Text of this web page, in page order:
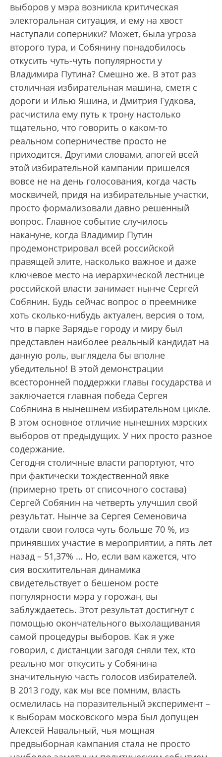
выборов у мэра возникла критическая
электоральная ситуация, и ему на хвост
наступали соперники? Может, была угроза
второго тура, и Собянину понадобилось
откусить чуть-чуть популярности у
Владимира Путина? Смешно же. В этот раз
столичная избирательная машина, сметя с
дороги и Илью Яшина, и Дмитрия Гудкова,
расчистила ему путь к трону настолько
тщательно, что говорить о каком-то
реальном соперничестве просто не
приходится. Другими словами, апогей всей
этой избирательной кампании пришелся
вовсе не на день голосования, когда часть
москвичей, придя на избирательные участки,
просто формализовали давно решенный
вопрос. Главное событие случилось
накануне, когда Владимир Путин
продемонстрировал всей российской
правящей элите, насколько важное и даже
ключевое место на иерархической лестнице
российской власти занимает нынче Сергей
Собянин. Будь сейчас вопрос о преемнике
хоть сколько-нибудь актуален, версия о том,
что в парке Зарядье городу и миру был
представлен наиболее реальный кандидат на
данную роль, выглядела бы вполне
убедительно! В этой демонстрации
всесторонней поддержки главы государства и
заключается главная победа Сергея
Собянина в нынешнем избирательном цикле.
В этом основное отличие нынешних мэрских
выборов от предыдущих. У них просто разное
содержание.
Сегодня столичные власти рапортуют, что
при фактически тождественной явке
(примерно треть от списочного состава)
Сергей Собянин на четверть улучшил свой
результат. Нынче за Сергея Семеновича
отдали свои голоса чуть больше 70 %, из
принявших участие в мероприятии, а пять лет
назад – 51,37% … Но, если вам кажется, что
сия восхитительная динамика
свидетельствует о бешеном росте
популярности мэра у горожан, вы
заблуждаетесь. Этот результат достигнут с
помощью окончательного выхолащивания
самой процедуры выборов. Как я уже
говорил, с дистанции загодя сняли тех, кто
реально мог откусить у Собянина
значительную часть голосов избирателей.
В 2013 году, как мы все помним, власть
осмелилась на поразительный эксперимент –
к выборам московского мэра был допущен
Алексей Навальный, чья мощная
предвыборная кампания стала не просто